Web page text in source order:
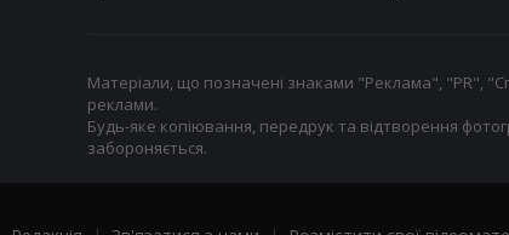
Матеріали, що позначені знаками "Реклама", "PR",
реклами.
Будь-яке копіювання, передрук та відтворення
забороняється.